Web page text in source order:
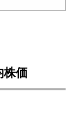
株価